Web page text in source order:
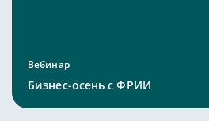
Вебинар
Бизнес-осень с ФРИИ